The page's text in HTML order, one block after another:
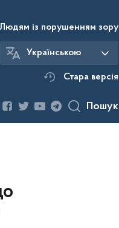
Людям із порушенням зору
Українською
Стара версія
Пошук